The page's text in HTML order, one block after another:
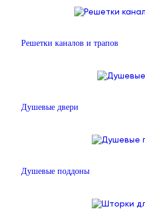
Решетки каналов и трапов
Душевые двери
Душевые поддоны